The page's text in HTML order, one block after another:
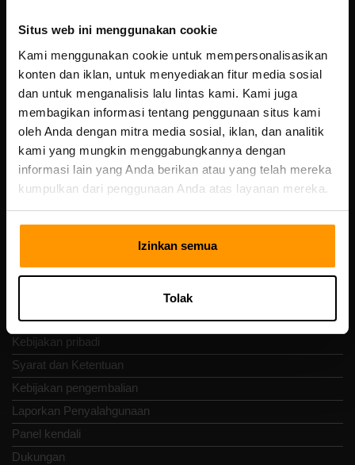
Situs web ini menggunakan cookie
Kami menggunakan cookie untuk mempersonalisasikan
konten dan iklan, untuk menyediakan fitur media sosial
dan untuk menganalisis lalu lintas kami. Kami juga
membagikan informasi tentang penggunaan situs kami
oleh Anda dengan mitra media sosial, iklan, dan analitik
kami yang mungkin menggabungkannya dengan
informasi lain yang Anda berikan atau yang telah mereka
kumpulkan dari penggunaan Anda atas layanan mereka.
Izinkan semua
Tolak
Scalable Hosting Solutions OÜ
Kode registrasi: 14652605
nomor PPN: EE102133820
Alamat: Harju maakond, Tallinn, Kesklinna linnaosa,
Vesivärava tn 50-201, 10152
Kontak
Kebijakan pribadi
Syarat dan Ketentuan
Kebijakan pengembalian
Laporkan Penyalahgunaan
Panel kendali
Dukungan